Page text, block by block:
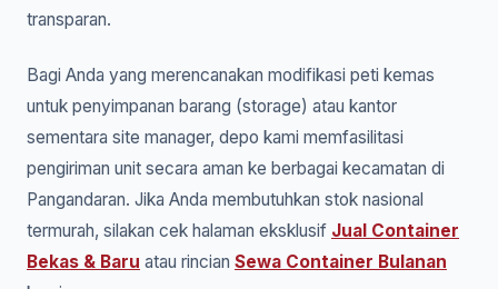
transparan.
Bagi Anda yang merencanakan modifikasi peti kemas
untuk penyimpanan barang (storage) atau kantor
sementara site manager, depo kami memfasilitasi
pengiriman unit secara aman ke berbagai kecamatan di
Pangandaran. Jika Anda membutuhkan stok nasional
termurah, silakan cek halaman eksklusif Jual Container
Bekas & Baru atau rincian Sewa Container Bulanan